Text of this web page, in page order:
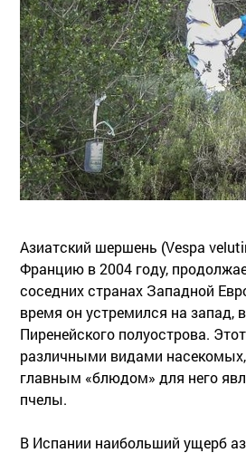
Азиатский шершень (Vespa
Францию в 2004 году,
соседних странах Западной
время он устремился на запад,
Пиренейского полуострова.
различными видами
главным «блюдом» для него
пчелы.
В Испании наибольший ущерб